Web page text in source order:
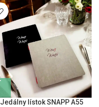
Jedálny lístok SNAPP A55